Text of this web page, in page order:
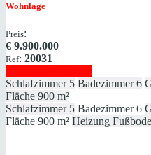
Wohnlage
Preis:
€ 9.900.000
Ref: 20031
Schlafzimmer 5 Badezimmer 6
Fläche 900 m²
Schlafzimmer 5 Badezimmer 6
Fläche 900 m² Heizung